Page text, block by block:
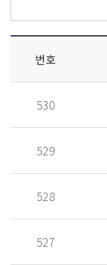
번호
530
529
528
527